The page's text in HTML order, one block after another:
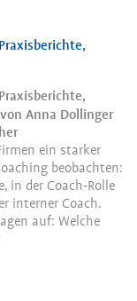
Anna Dollinger
ein starker
beobachten:
in der Coach-Rolle
interner Coach.
auf: Welche